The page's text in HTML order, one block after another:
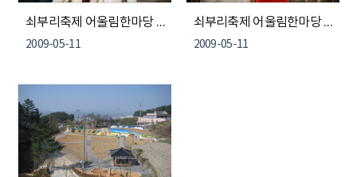
쇠부리축제 어울림한마당 참가 주민자치센터 회원 모습들 2
2009-05-11
쇠부리축제 어울림한마당 참가 주민자치센터 회원 모습들 1
2009-05-11